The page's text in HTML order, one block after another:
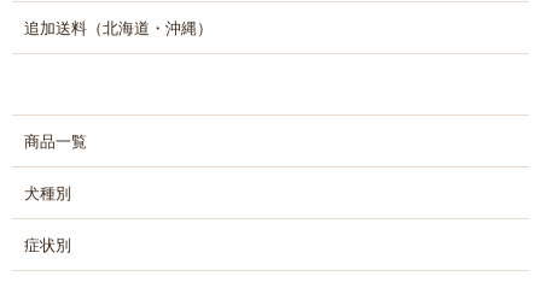
追加送料（北海道・沖縄）
商品一覧
犬種別
症状別